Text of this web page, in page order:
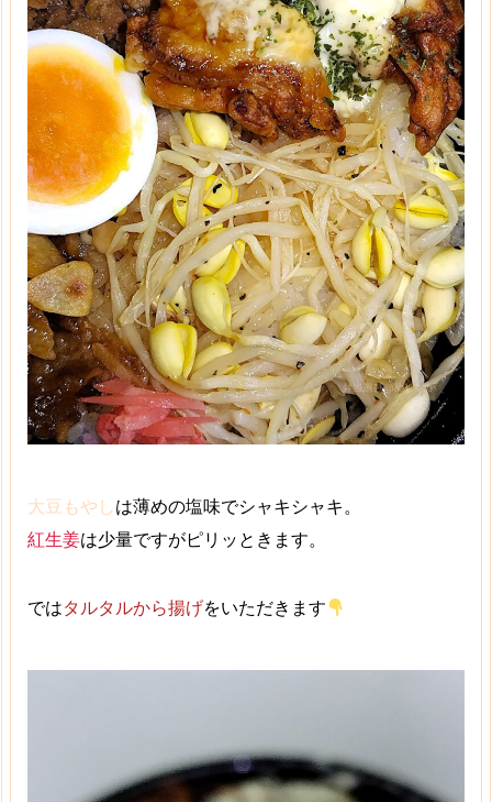
大豆もやしは薄めの塩味でシャキシャキ。
紅生姜は少量ですがピリッときます。
ではタルタルから揚げをいただきます